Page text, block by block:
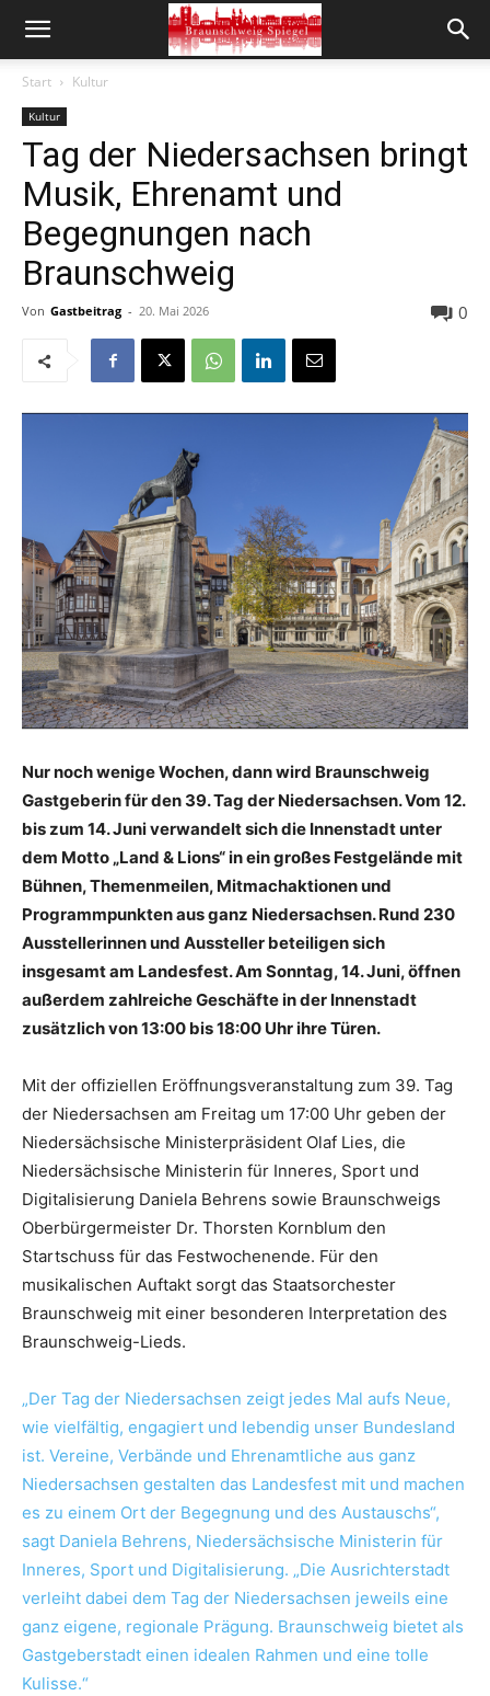
Start Kultur
Kultur
Tag der Niedersachsen bringt
Musik, Ehrenamt und
Begegnungen nach
Braunschweig
Von Gastbeitrag - 20. Mai 2026 0
Nur noch wenige Wochen, dann wird Braunschweig
Gastgeberin für den 39. Tag der Niedersachsen. Vom 12.
bis zum 14. Juni verwandelt sich die Innenstadt unter
dem Motto „Land & Lions“ in ein großes Festgelände mit
Bühnen, Themenmeilen, Mitmachaktionen und
Programmpunkten aus ganz Niedersachsen. Rund 230
Ausstellerinnen und Aussteller beteiligen sich
insgesamt am Landesfest. Am Sonntag, 14. Juni, öffnen
außerdem zahlreiche Geschäfte in der Innenstadt
zusätzlich von 13:00 bis 18:00 Uhr ihre Türen.
Mit der offiziellen Eröffnungsveranstaltung zum 39. Tag
der Niedersachsen am Freitag um 17:00 Uhr geben der
Niedersächsische Ministerpräsident Olaf Lies, die
Niedersächsische Ministerin für Inneres, Sport und
Digitalisierung Daniela Behrens sowie Braunschweigs
Oberbürgermeister Dr. Thorsten Kornblum den
Startschuss für das Festwochenende. Für den
musikalischen Auftakt sorgt das Staatsorchester
Braunschweig mit einer besonderen Interpretation des
Braunschweig-Lieds.
„Der Tag der Niedersachsen zeigt jedes Mal aufs Neue,
wie vielfältig, engagiert und lebendig unser Bundesland
ist. Vereine, Verbände und Ehrenamtliche aus ganz
Niedersachsen gestalten das Landesfest mit und machen
es zu einem Ort der Begegnung und des Austauschs“,
sagt Daniela Behrens, Niedersächsische Ministerin für
Inneres, Sport und Digitalisierung. „Die Ausrichterstadt
verleiht dabei dem Tag der Niedersachsen jeweils eine
ganz eigene, regionale Prägung. Braunschweig bietet als
Gastgeberstadt einen idealen Rahmen und eine tolle
Kulisse.“